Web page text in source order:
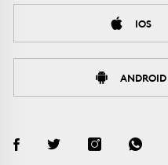
IOS
ANDROID